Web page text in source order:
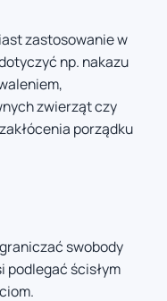
zastosowanie w
np. nakazu
zwierząt czy
porządku
swobody
podlegać ścisłym